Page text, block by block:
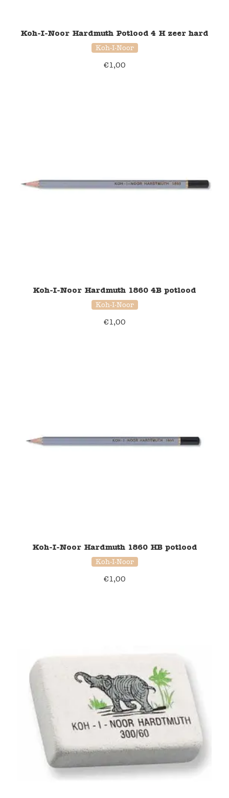
Koh-I-Noor Hardmuth Potlood 4 H zeer hard
Koh-I-Noor
€1,00
Koh-I-Noor Hardmuth 1860 4B potlood
Koh-I-Noor
€1,00
Koh-I-Noor Hardmuth 1860 HB potlood
Koh-I-Noor
€1,00